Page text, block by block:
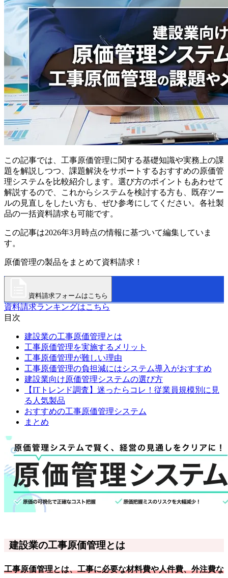
この記事では、工事原価管理に関する基礎知識や実務上の課
題を解説しつつ、課題解決をサポートするおすすめの原価管
理システムを比較紹介します。選び方のポイントもあわせて
解説するので、これからシステムを検討する方も、既存ツー
ルの見直しをしたい方も、ぜひ参考にしてください。各社製
品の一括資料請求も可能です。
この記事は2026年3月時点の情報に基づいて編集していま
す。
原価管理の製品をまとめて資料請求！
資料請求フォームはこちら
資料請求ランキングはこちら
目次
建設業の工事原価管理とは
工事原価管理を実施するメリット
工事原価管理が難しい理由
工事原価管理の負担減にはシステム導入がおすすめ
建設業向け原価管理システムの選び方
【ITトレンド調査】迷ったらコレ！従業員規模別に見
る人気製品
おすすめの工事原価管理システム
まとめ
建設業の工事原価管理とは
工事原価管理とは、工事に必要な材料費や人件費、外注費な